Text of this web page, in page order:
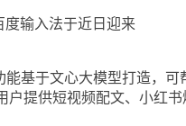
度输入法于近日迎来
能基于文心大模型打造，可
户提供短视频配文、小红书